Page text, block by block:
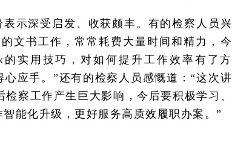
示深受启发、收获颇丰。有的检察人员兴
文书工作，常常耗费大量时间和精力，今
的实用技巧，对如何提升工作效率有了方
应手。”还有的检察人员感慨道：“这次讲
察工作产生巨大影响，今后要积极学习、
能化升级，更好服务高质效履职办案。”